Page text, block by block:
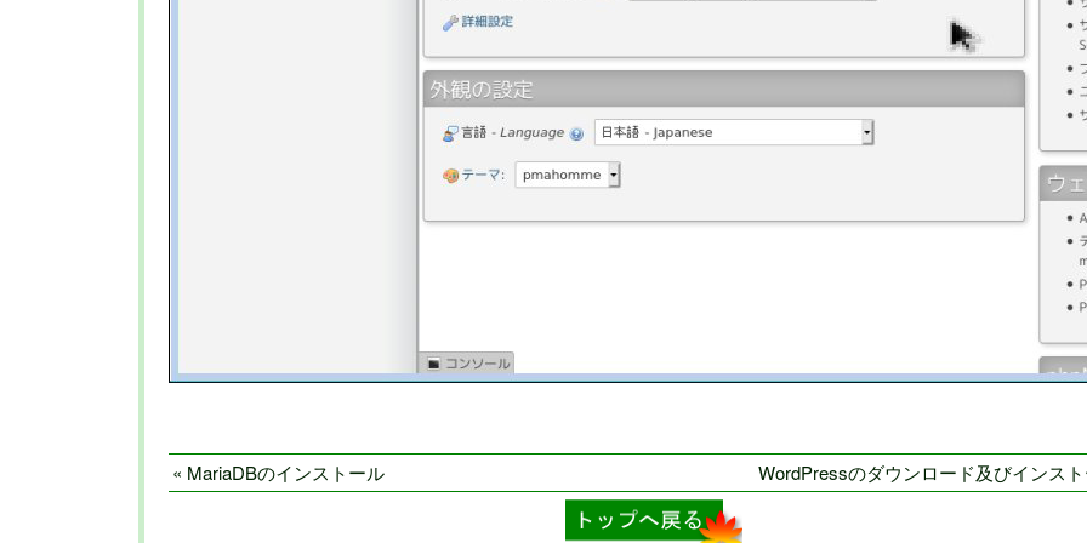
« MariaDBのインストール WordPressのダウンロード及びインス